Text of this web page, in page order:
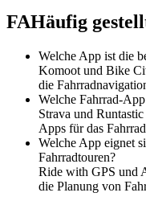
FAHäufig
Welche App ist die
Komoot und Bike
die
Welche Fahrrad-
Strava und
Apps für das
Welche App eignet
Fahrradtouren?
Ride with GPS und
die Planung von